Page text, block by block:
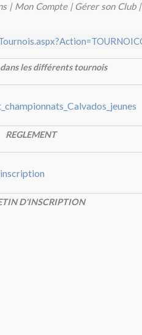
| Mon Compte | Gérer son Club
les différents tournois
REGLEMENT
D'INSCRIPTION